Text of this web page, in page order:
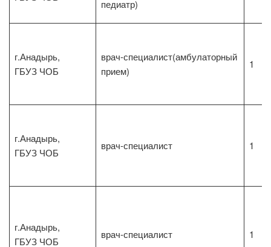
педиатр)
г.Анадырь,
ГБУЗ ЧОБ
врач-специалист(амбулаторный
прием)
1
г.Анадырь,
ГБУЗ ЧОБ
врач-специалист 1
г.Анадырь,
ГБУЗ ЧОБ
врач-специалист 1